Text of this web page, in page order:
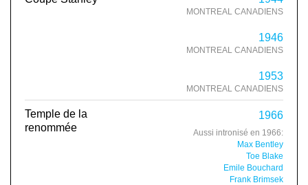
MONTREAL CANADIENS
1946
MONTREAL CANADIENS
1953
MONTREAL CANADIENS
Temple de la
renommée
1966
Aussi intronisé en 1966:
Max Bentley
Toe Blake
Emile Bouchard
Frank Brimsek